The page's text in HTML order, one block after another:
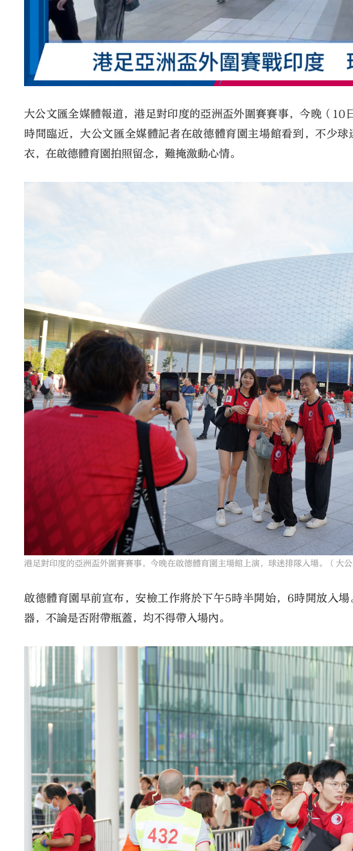
大公文匯全媒體報道，港足對印度的亞洲盃外圍賽賽事，今晚（
時間臨近，大公文匯全媒體記者在啟德體育園主場館看到，不少
衣，在啟德體育園拍照留念，難掩激動心情。
港足對印度的亞洲盃外圍賽賽事，今晚在啟德體育園主場館上演，球迷排隊入場。（大
啟德體育園早前宣布，安檢工作將於下午5時半開始，6時開放入
器，不論是否附帶瓶蓋，均不得帶入場內。